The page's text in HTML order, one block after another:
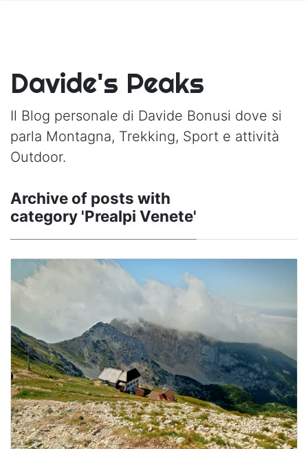
Davide's Peaks
Il Blog personale di Davide Bonusi dove si
parla Montagna, Trekking, Sport e attività
Outdoor.
Archive of posts with
category 'Prealpi Venete'